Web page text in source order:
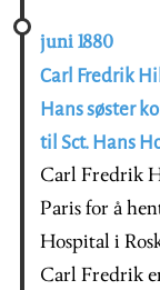
juni 1880
Carl Fredrik
Hans søster
til Sct. Hans
Carl Fredrik
Paris for å
Hospital i
Carl Fredrik